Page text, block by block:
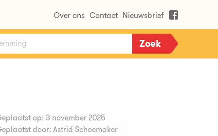
Over ons Contact Nieuwsbrief
op: 3 november 2025
door: Astrid Schoemaker